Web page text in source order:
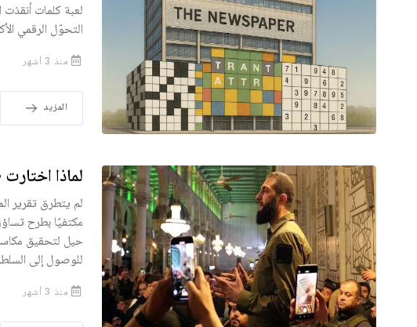
لعبة كلمات أنقذت
التحوّل الرقمي
منذ 3 أشهر
المزيد
لماذا
لم يتطرق تقرير
مكتفيًا بطرح
حيل لتحقيق
للوصول إلى
منذ 3 أشهر